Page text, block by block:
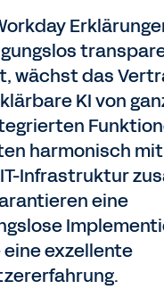
wächst das
KI von
harmonisch
Infrastruktur
eine
eine exzellente